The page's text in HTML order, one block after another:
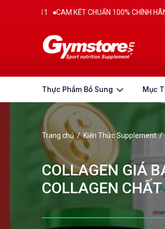
CAM KẾT CHUẨN 100% CHÍNH HÃNG FREESHIP
Thực Phẩm Bổ Sung Mục
Trang chủ/Kiến Thức Supplement/
COLLAGEN GIÁ
COLLAGEN